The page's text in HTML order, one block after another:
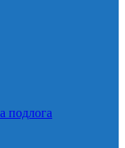
подлога